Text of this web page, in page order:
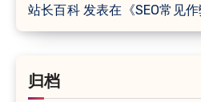
站长百科发表在《SEO常见
归档